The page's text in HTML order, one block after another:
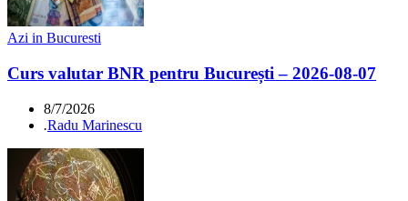
Azi in Bucuresti
Curs valutar BNR pentru București – 2026-08-07
8/7/2026
.Radu Marinescu